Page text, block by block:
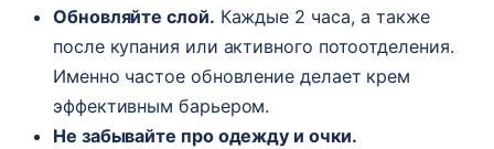
Обновляйте слой. Каждые 2 часа, а также
после купания или активного потоотделения.
Именно частое обновление делает крем
эффективным барьером.
Не забывайте про одежду и очки.